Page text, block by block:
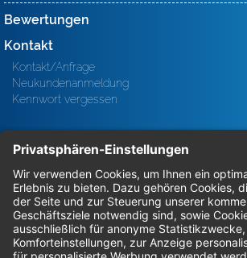
Bewertungen
Kontakt
Kontakt/Anfrage
Neukundenanmeldung
Kennwort vergessen
Bestellungen
Sendung verfolgen